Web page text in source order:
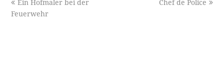
previous
post:
Ein Hofmaler bei der
Feuerwehr
next
Chef de Police